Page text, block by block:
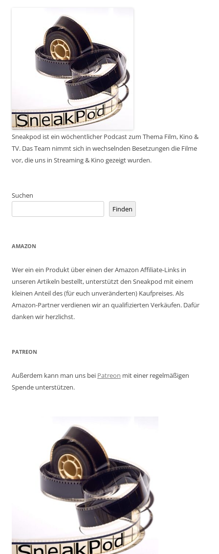
Sneakpod ist ein wöchentlicher Podcast zum Thema Film, Kino &
TV. Das Team nimmt sich in wechselnden Besetzungen die Filme
vor, die uns in Streaming & Kino gezeigt wurden.
Suchen
Finden
AMAZON
Wer ein ein Produkt über einen der Amazon Affiliate-Links in
unseren Artikeln bestellt, unterstützt den Sneakpod mit einem
kleinen Anteil des (für euch unveränderten) Kaufpreises. Als
Amazon-Partner verdienen wir an qualifizierten Verkäufen. Dafür
danken wir herzlichst.
PATREON
Außerdem kann man uns bei Patreon mit einer regelmäßigen
Spende unterstützen.